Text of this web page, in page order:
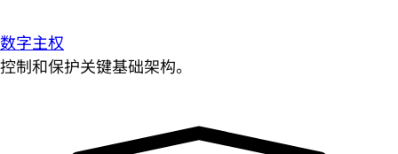
数字主权
控制和保护关键基础架构。